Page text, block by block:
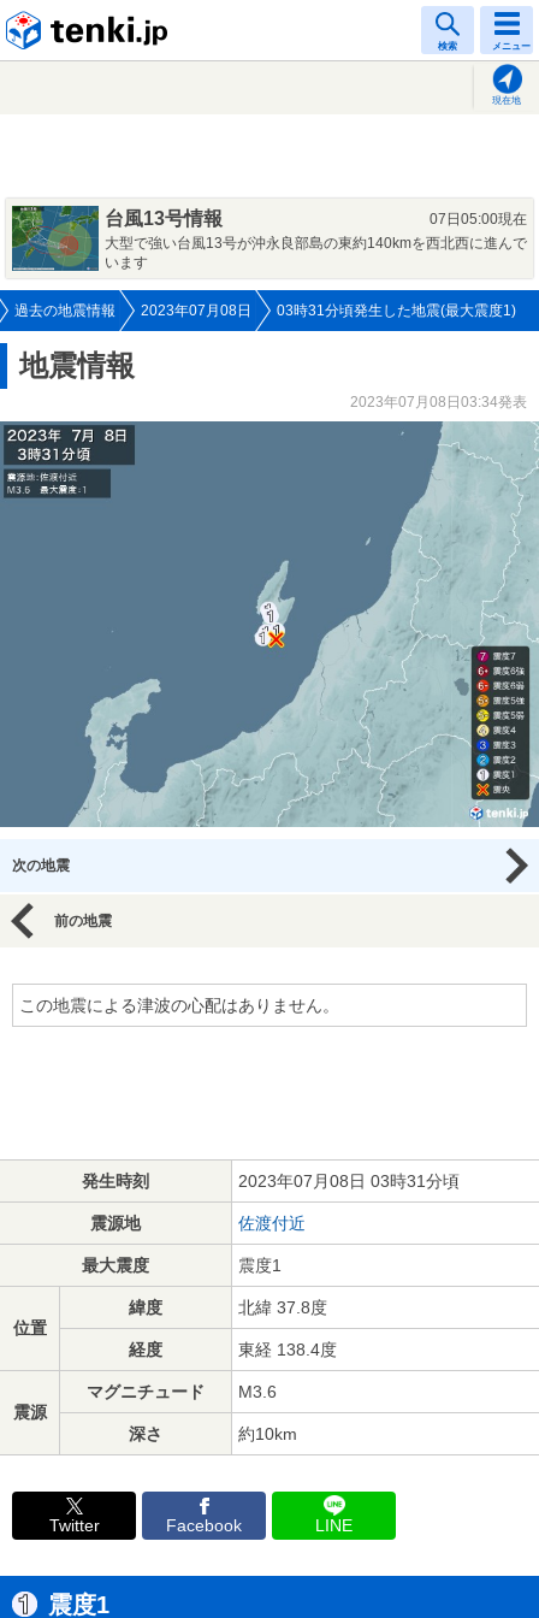
検索 メニュー
現在地
台風13号情報
07日05:00現在
大型で強い台風13号が沖永良部島の東約140kmを西北西に進んで
います
過去の地震情報 2023年07月08日 03時31分頃発生した地震(最大震度1)
地震情報
2023年07月08日03:34発表
次の地震
前の地震
この地震による津波の心配はありません。
発生時刻 2023年07月08日 03時31分頃
震源地 佐渡付近
最大震度 震度1
位置
緯度 北緯 37.8度
経度 東経 138.4度
震源
マグニチュード M3.6
深さ 約10km
Twitter Facebook LINE
震度1